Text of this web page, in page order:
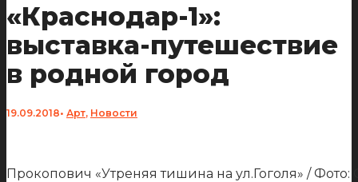
«Краснодар-1»:
выставка-путешествие
в родной город
19.09.2018• Арт, Новости
Прокопович «Утреняя тишина на ул.Гоголя» /